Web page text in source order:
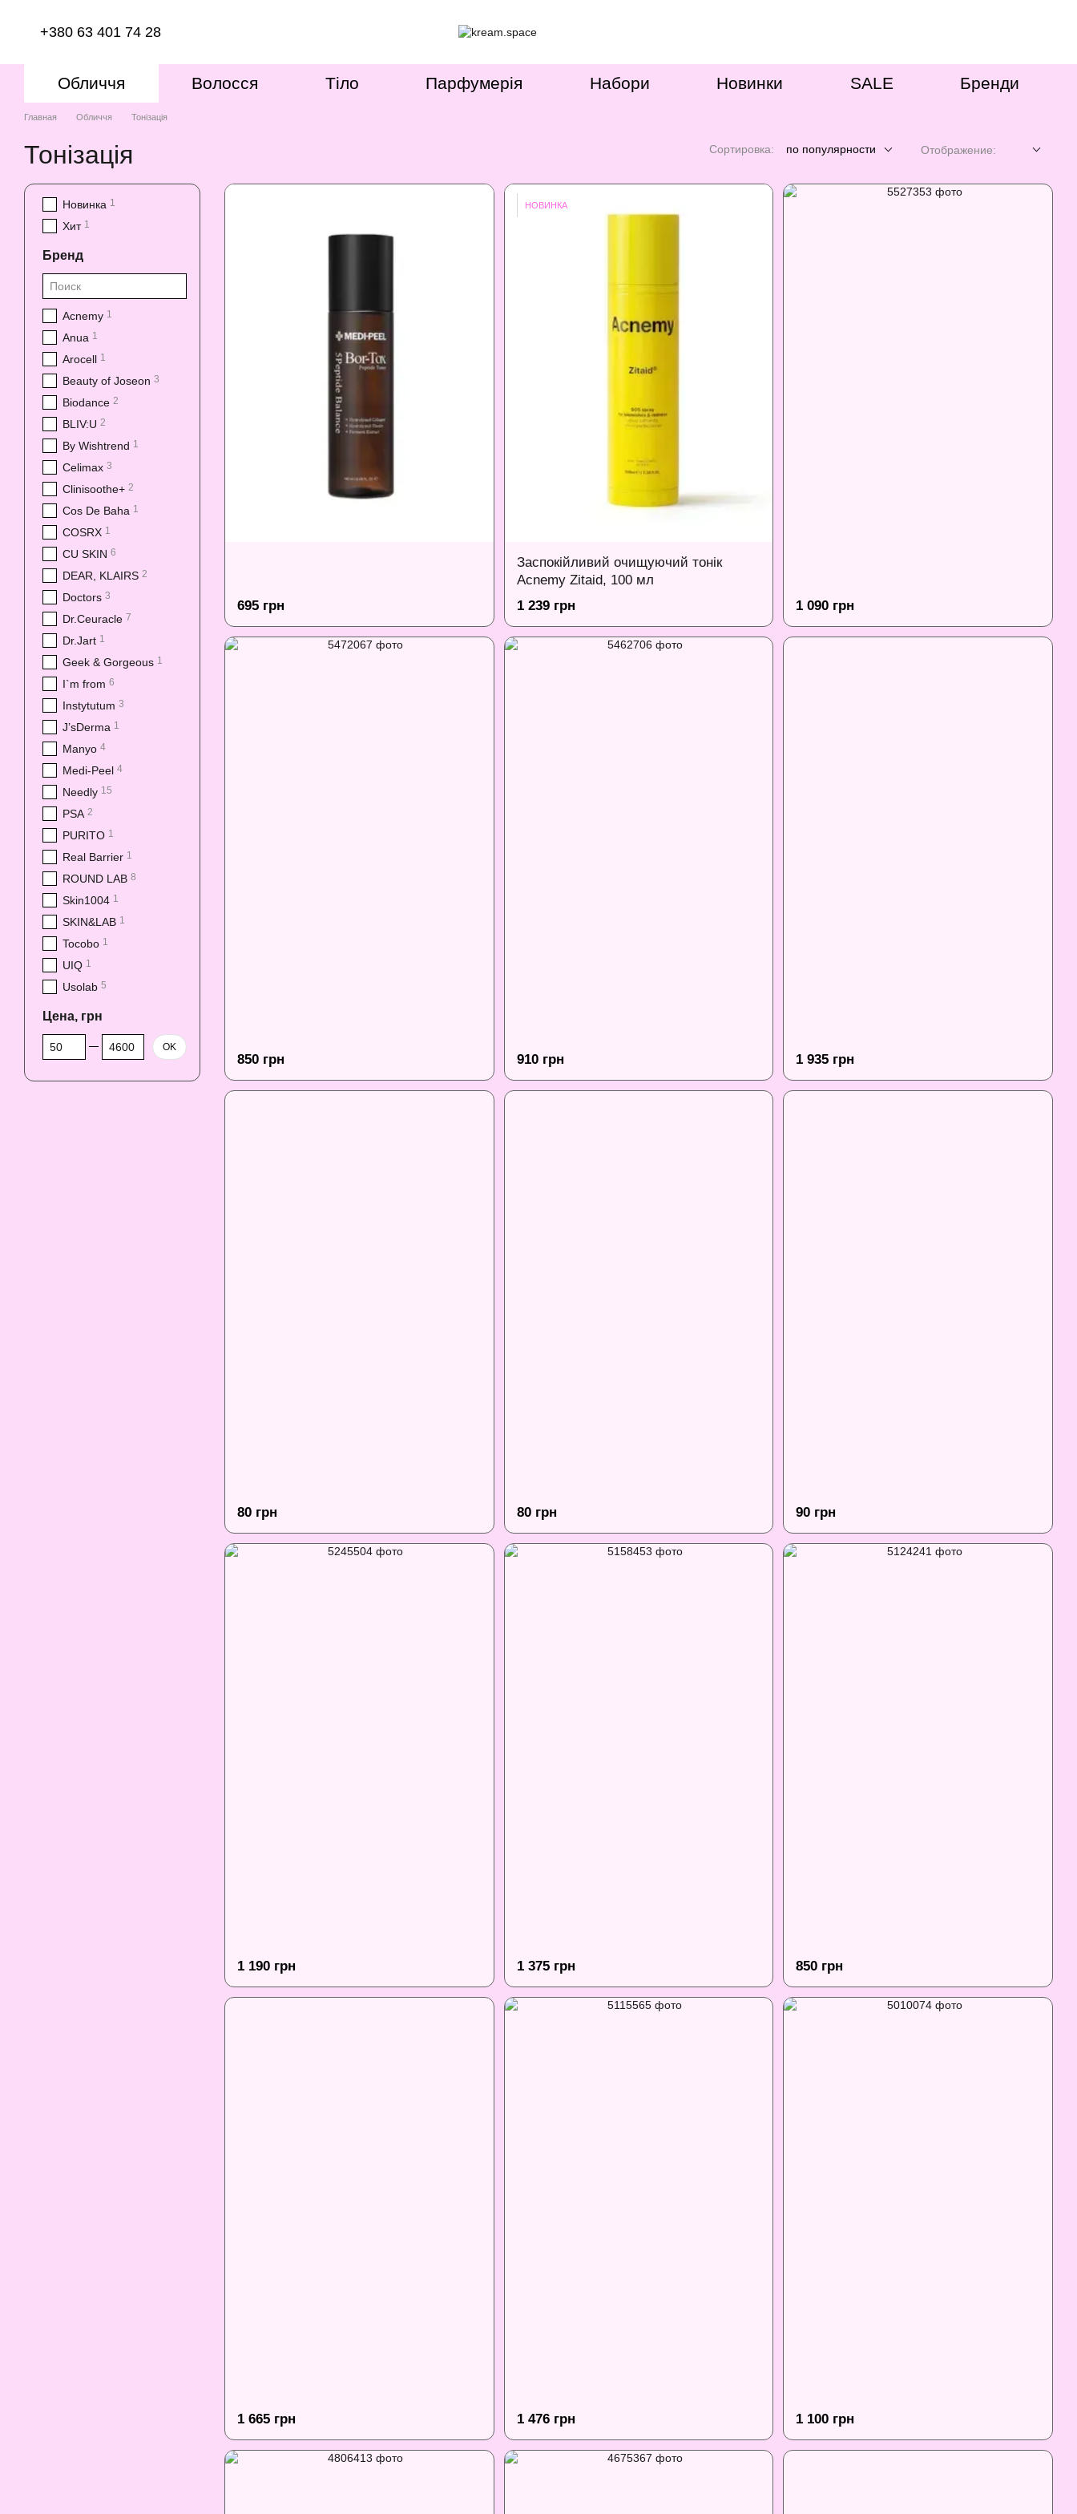
+380 63 401 74 28
Обличчя Волосся Тіло Парфумерія Набори Новинки SALE Бренди
Главная Обличчя Тонізація
Тонізація Сортировка: по популярности Отображение:
695 грн
НОВИНКА
Заспокійливий очищуючий тонік
Acnemy Zitaid, 100 мл
1 239 грн
1 090 грн
850 грн 910 грн 1 935 грн
80 грн 80 грн 90 грн
1 190 грн 1 375 грн 850 грн
1 665 грн 1 476 грн 1 100 грн
Новинка 1
Хит 1
Бренд
Acnemy 1
Anua 1
Arocell 1
Beauty of Joseon 3
Biodance 2
BLIV:U 2
By Wishtrend 1
Celimax 3
Clinisoothe+ 2
Cos De Baha 1
COSRX 1
CU SKIN 6
DEAR, KLAIRS 2
Doctors 3
Dr.Ceuracle 7
Dr.Jart 1
Geek & Gorgeous 1
I`m from 6
Instytutum 3
J’sDerma 1
Manyo 4
Medi-Peel 4
Needly 15
PSA 2
PURITO 1
Real Barrier 1
ROUND LAB 8
Skin1004 1
SKIN&LAB 1
Tocobo 1
UIQ 1
Usolab 5
Цена, грн
От Цена, грн
До Цена, грн OK